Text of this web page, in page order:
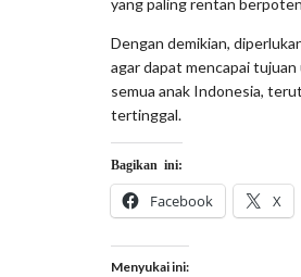
yang paling rentan
Dengan demikian,
agar dapat mencapai
semua anak Indonesia,
tertinggal.
Bagikan ini:
Facebook X
Menyukai ini: